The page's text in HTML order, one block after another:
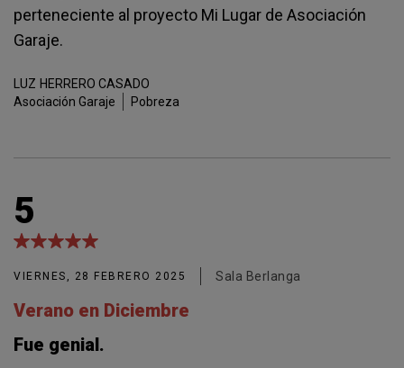
perteneciente al proyecto Mi Lugar de Asociación
Garaje.
LUZ HERRERO CASADO
Asociación Garaje
Pobreza
5
VIERNES, 28 FEBRERO 2025 Sala Berlanga
Verano en Diciembre
Fue genial.